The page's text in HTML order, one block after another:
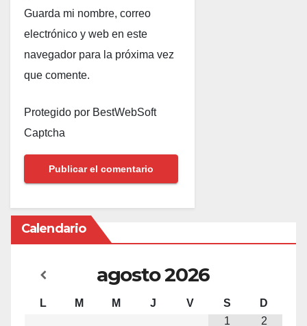
Guarda mi nombre, correo
electrónico y web en este
navegador para la próxima vez
que comente.
Protegido por BestWebSoft
Captcha
Calendario
agosto2026
L M M J V S
D
1
2